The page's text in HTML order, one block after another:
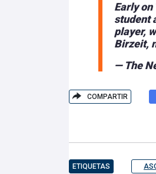
Early
student
player,
Birzeit,
— The
COMPARTIR
ETIQUETAS